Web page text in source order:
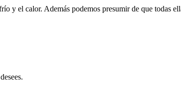
y el calor. Además podemos presumir de que todas